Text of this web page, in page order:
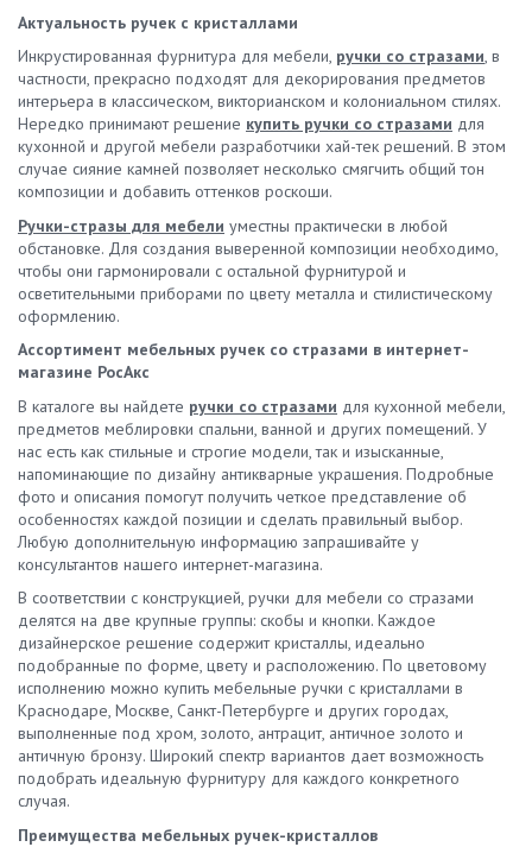
Актуальность ручек с кристаллами
Инкрустированная фурнитура для мебели, ручки со стразами, в
частности, прекрасно подходят для декорирования предметов
интерьера в классическом, викторианском и колониальном стилях.
Нередко принимают решение купить ручки со стразами для
кухонной и другой мебели разработчики хай-тек решений. В этом
случае сияние камней позволяет несколько смягчить общий тон
композиции и добавить оттенков роскоши.
Ручки-стразы для мебели уместны практически в любой
обстановке. Для создания выверенной композиции необходимо,
чтобы они гармонировали с остальной фурнитурой и
осветительными приборами по цвету металла и стилистическому
оформлению.
Ассортимент мебельных ручек со стразами в интернет-
магазине РосАкс
В каталоге вы найдете ручки со стразами для кухонной мебели,
предметов меблировки спальни, ванной и других помещений. У
нас есть как стильные и строгие модели, так и изысканные,
напоминающие по дизайну антикварные украшения. Подробные
фото и описания помогут получить четкое представление об
особенностях каждой позиции и сделать правильный выбор.
Любую дополнительную информацию запрашивайте у
консультантов нашего интернет-магазина.
В соответствии с конструкцией, ручки для мебели со стразами
делятся на две крупные группы: скобы и кнопки. Каждое
дизайнерское решение содержит кристаллы, идеально
подобранные по форме, цвету и расположению. По цветовому
исполнению можно купить мебельные ручки с кристаллами в
Краснодаре, Москве, Санкт-Петербурге и других городах,
выполненные под хром, золото, антрацит, античное золото и
античную бронзу. Широкий спектр вариантов дает возможность
подобрать идеальную фурнитуру для каждого конкретного
случая.
Преимущества мебельных ручек-кристаллов